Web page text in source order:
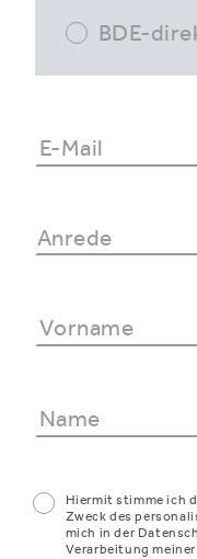
BDE-
Hiermit stimme ich
Zweck des
mich in der
Verarbeitung